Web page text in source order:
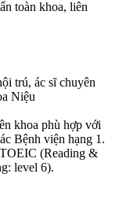
toàn khoa, liên
trú, ác sĩ chuyên
Niệu
khoa phù hợp với
Bệnh viện hạng 1.
(Reading &
level 6).